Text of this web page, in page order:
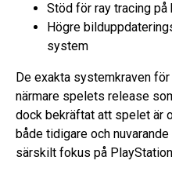
Stöd för ray tracing
Högre
system
De exakta systemkraven
närmare spelets release
dock bekräftat att spelet är
både tidigare och
särskilt fokus på